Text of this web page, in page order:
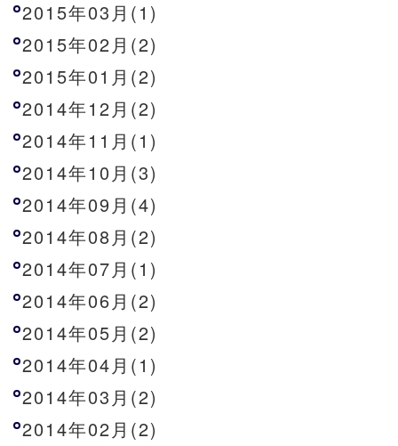
2015年03月(1)
2015年02月(2)
2015年01月(2)
2014年12月(2)
2014年11月(1)
2014年10月(3)
2014年09月(4)
2014年08月(2)
2014年07月(1)
2014年06月(2)
2014年05月(2)
2014年04月(1)
2014年03月(2)
2014年02月(2)